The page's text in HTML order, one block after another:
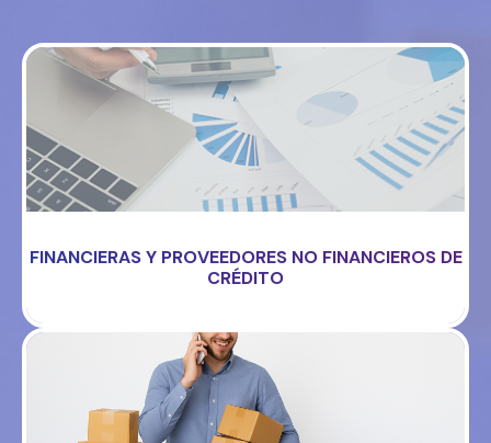
FINANCIERAS Y PROVEEDORES NO FINANCIEROS DE
CRÉDITO